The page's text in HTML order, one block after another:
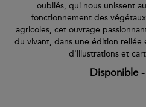
oubliés, qui nous unissent
fonctionnement des
agricoles, cet ouvrage
du vivant, dans une édition
d'illustrations et
Disponible-